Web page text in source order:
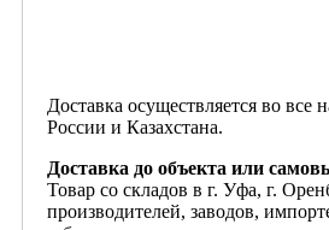
Доставка осуществляется во все
России и Казахстана.
Доставка до объекта или
Товар со складов в г. Уфа, г.
производителей, заводов,